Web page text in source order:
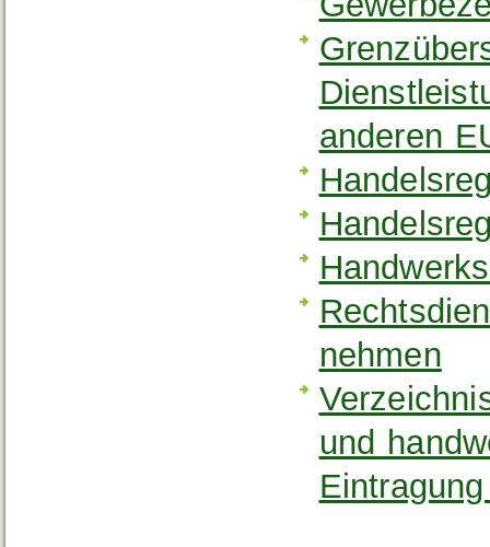
anderen
nehmen
und